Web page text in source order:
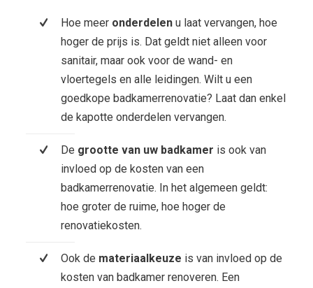
Hoe meer onderdelenu laat vervangen, hoe
hoger de prijs is. Dat geldt niet alleen voor
sanitair, maar ook voor de wand- en
vloertegels en alle leidingen. Wilt u een
goedkope badkamerrenovatie? Laat dan enkel
de kapotte onderdelen vervangen.
De grootte van uw badkamer is ook van
invloed op de kosten van een
badkamerrenovatie. In het algemeen geldt:
hoe groter de ruime, hoe hoger de
renovatiekosten.
Ook de materiaalkeuze is van invloed op de
kosten van badkamer renoveren. Een